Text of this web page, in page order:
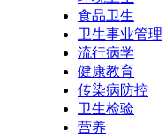
食品卫生
卫生事业管理
流行病学
健康教育
传染病防控
卫生检验
营养